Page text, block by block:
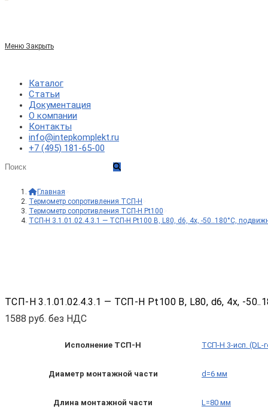
Меню Закрыть
Каталог
Статьи
Документация
О компании
Контакты
info@intepkomplekt.ru
+7 (495) 181-65-00
Главная
Термометр сопротивления ТСП-Н
Термометр сопротивления ТСП-Н Pt100
ТСП-Н 3.1.01.02.4.3.1 — ТСП-Н Pt100 B, L80, d6, 4х, -50..180°С,
ТСП-Н 3.1.01.02.4.3.1 — ТСП-Н Pt100 B, L80, d6, 4х, -
1588 руб. без НДС
Исполнение ТСП-Н ТСП-Н 3-исп. (DL-
Диаметр монтажной части d=6 мм
Длина монтажной части L=80 мм